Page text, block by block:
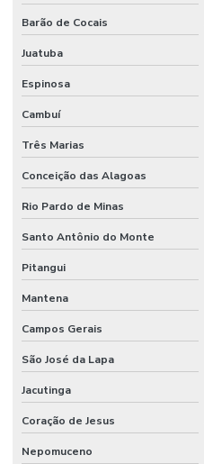
Barão de Cocais
Juatuba
Espinosa
Cambuí
Três Marias
Conceição das Alagoas
Rio Pardo de Minas
Santo Antônio do Monte
Pitangui
Mantena
Campos Gerais
São José da Lapa
Jacutinga
Coração de Jesus
Nepomuceno